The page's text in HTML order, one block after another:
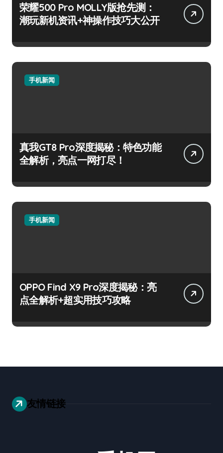
荣耀500 Pro MOLLY版抢先测：
潮玩新机资讯+神操作技巧大公开
手机新闻
真我GT8 Pro深度揭秘：特色功能
全解析，亮点一网打尽！
手机新闻
OPPO Find X9 Pro深度揭秘：亮
点全解析+超实用技巧攻略
友情链接